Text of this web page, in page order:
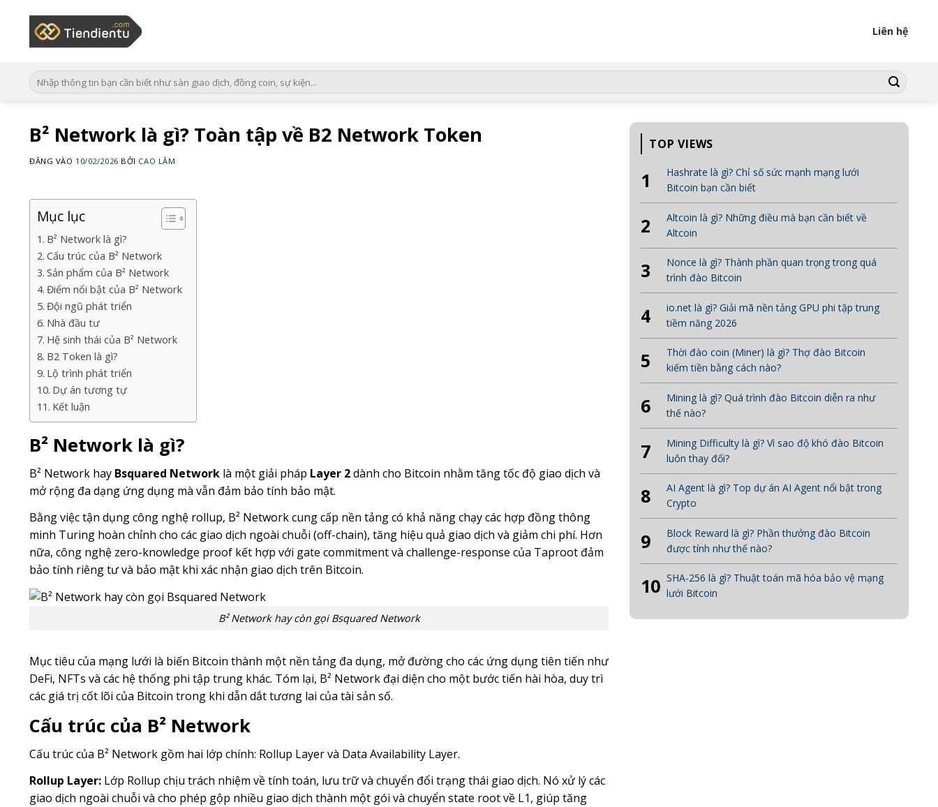
Liên hệ
B² Network là gì? Toàn tập về B2 Network Token
ĐĂNG VÀO 10/02/2026 BỞI CAO LÂM
Mục lục
B² Network là gì?
Cấu trúc của B² Network
Sản phẩm của B² Network
Điểm nổi bật của B² Network
Đội ngũ phát triển
Nhà đầu tư
Hệ sinh thái của B² Network
B2 Token là gì?
Lộ trình phát triển
Dự án tương tự
Kết luận
B² Network là gì?
B² Network hay Bsquared Network là một giải pháp Layer 2dành cho Bitcoin nhằm tăng tốc độ giao dịch và
mở rộng đa dạng ứng dụng mà vẫn đảm bảo tính bảo mật.
Bằng việc tận dụng công nghệ rollup, B² Network cung cấp nền tảng có khả năng chạy các hợp đồng thông
minh Turing hoàn chỉnh cho các giao dịch ngoài chuỗi (off-chain), tăng hiệu quả giao dịch và giảm chi phí. Hơn
nữa, công nghệ zero-knowledge proof kết hợp với gate commitment và challenge-response của Taproot đảm
bảo tính riêng tư và bảo mật khi xác nhận giao dịch trên Bitcoin.
B² Network hay còn gọi Bsquared Network
Mục tiêu của mạng lưới là biến Bitcoin thành một nền tảng đa dụng, mở đường cho các ứng dụng tiên tiến như
DeFi, NFTs và các hệ thống phi tập trung khác. Tóm lại, B² Network đại diện cho một bước tiến hài hòa, duy trì
các giá trị cốt lõi của Bitcoin trong khi dẫn dắt tương lai của tài sản số.
Cấu trúc của B² Network
Cấu trúc của B² Network gồm hai lớp chính: Rollup Layer và Data Availability Layer.
Rollup Layer: Lớp Rollup chịu trách nhiệm về tính toán, lưu trữ và chuyển đổi trạng thái giao dịch. Nó xử lý các
giao dịch ngoài chuỗi và cho phép gộp nhiều giao dịch thành một gói và chuyển state root về L1, giúp tăng
TOP VIEWS
1
Hashrate là gì? Chỉ số sức mạnh mạng lưới
Bitcoin bạn cần biết
2
Altcoin là gì? Những điều mà bạn cần biết về
Altcoin
3
Nonce là gì? Thành phần quan trọng trong quá
trình đào Bitcoin
4
io.net là gì? Giải mã nền tảng GPU phi tập trung
tiềm năng 2026
5
Thời đào coin (Miner) là gì? Thợ đào Bitcoin
kiếm tiền bằng cách nào?
6
Mining là gì? Quá trình đào Bitcoin diễn ra như
thế nào?
7
Mining Difficulty là gì? Vì sao độ khó đào Bitcoin
luôn thay đổi?
8
AI Agent là gì? Top dự án AI Agent nổi bật trong
Crypto
9
Block Reward là gì? Phần thưởng đào Bitcoin
được tính như thế nào?
10 SHA-256 là gì? Thuật toán mã hóa bảo vệ mạng
lưới Bitcoin